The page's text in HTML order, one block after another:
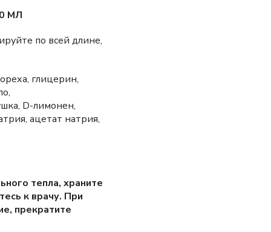
МЛ
по всей длине,
глицерин,
D-лимонен,
ацетат натрия,
тепла, храните
к врачу. При
прекратите